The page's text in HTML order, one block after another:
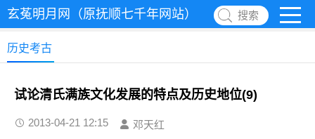
玄菟明月网（原抚顺七千年网站） 搜索
历史考古
试论清氏满族文化发展的特点及历史地位(9)
2013-04-21 12:15 邓天红